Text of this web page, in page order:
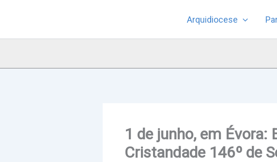
Arquidiocese
1 de junho, em Évora:
Cristandade 146º de